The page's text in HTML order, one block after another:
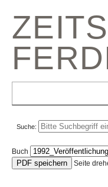
Suche:
Buch
Seite